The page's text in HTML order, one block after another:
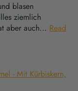
blasen
ziemlich
aber auch... Read
- Mit Kürbiskern,